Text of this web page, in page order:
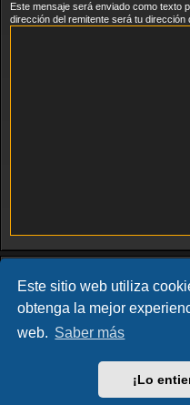
Este sitio web utiliza
obtenga la mejor
web. Saber más
¡Lo
Este mensaje será enviado como texto
dirección del remitente será tu dirección
Inicio Índice general
Desarrollado porphpBB®